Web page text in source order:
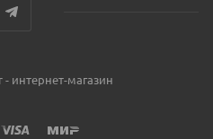
интернет-магазин